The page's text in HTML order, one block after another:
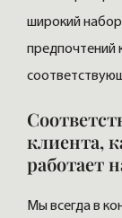
широкий набор
предпочтений
клиента,
работает
Мы всегда в